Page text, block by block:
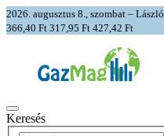
2026. augusztus 8., szombat – László
366,40 Ft 317,95 Ft 427,42 Ft
Keresés